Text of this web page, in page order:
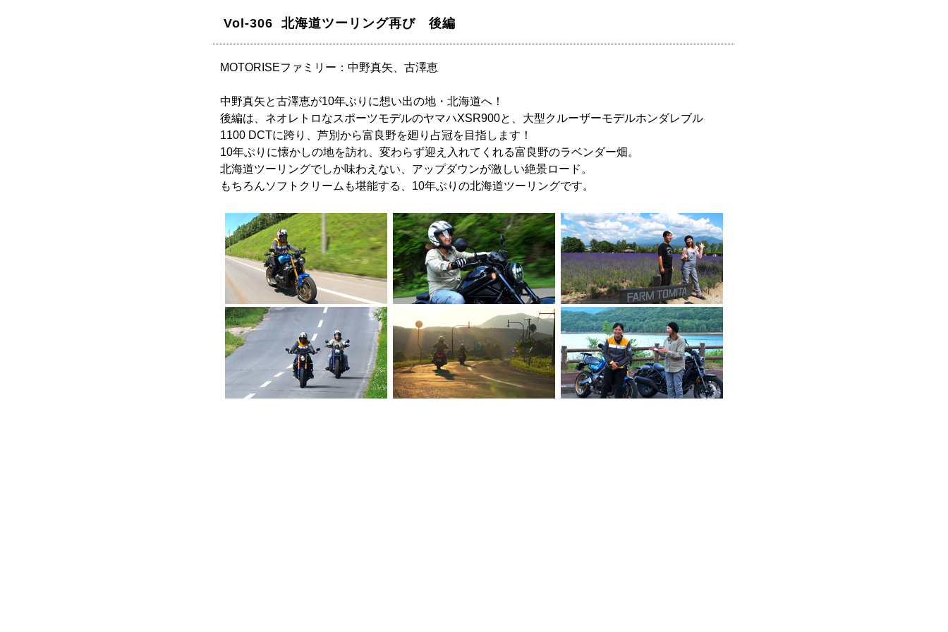
Vol-306 北海道ツーリング再び 後編
MOTORISEファミリー：中野真矢、古澤恵
中野真矢と古澤恵が10年ぶりに想い出の地・北海道へ！
後編は、ネオレトロなスポーツモデルのヤマハXSR900と、大型クルーザーモデルホンダレブル
1100 DCTに跨り、芦別から富良野を廻り占冠を目指します！
10年ぶりに懐かしの地を訪れ、変わらず迎え入れてくれる富良野のラベンダー畑。
北海道ツーリングでしか味わえない、アップダウンが激しい絶景ロード。
もちろんソフトクリームも堪能する、10年ぶりの北海道ツーリングです。